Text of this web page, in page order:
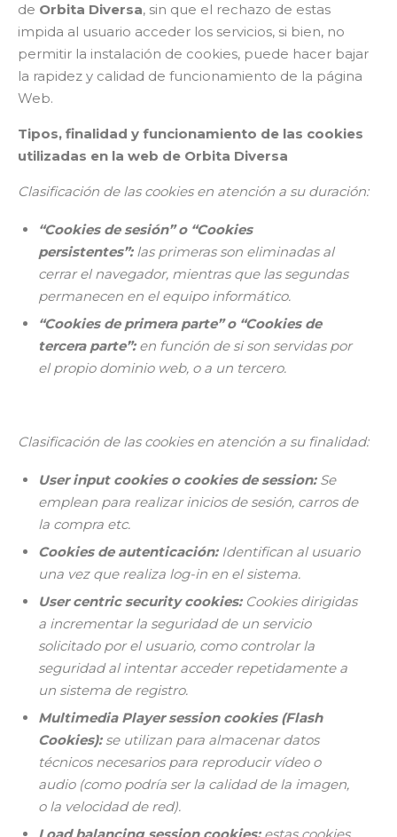
de Orbita Diversa, sin que el rechazo de estas
impida al usuario acceder los servicios, si bien, no
permitir la instalación de cookies, puede hacer bajar
la rapidez y calidad de funcionamiento de la página
Web.
Tipos, finalidad y funcionamiento de las cookies
utilizadas en la web de Orbita Diversa
Clasificación de las cookies en atención a su duración:
“Cookies de sesión” o “Cookies
persistentes”:las primeras son eliminadas al
cerrar el navegador, mientras que las segundas
permanecen en el equipo informático.
“Cookies de primera parte” o “Cookies de
tercera parte”:en función de si son servidas por
el propio dominio web, o a un tercero.
Clasificación de las cookies en atención a su finalidad:
User input cookies o cookies de session:Se
emplean para realizar inicios de sesión, carros de
la compra etc.
Cookies de autenticación: Identifican al usuario
una vez que realiza log-in en el sistema.
User centric security cookies: Cookies dirigidas
a incrementar la seguridad de un servicio
solicitado por el usuario, como controlar la
seguridad al intentar acceder repetidamente a
un sistema de registro.
Multimedia Player session cookies (Flash
Cookies): se utilizan para almacenar datos
técnicos necesarios para reproducir vídeo o
audio (como podría ser la calidad de la imagen,
o la velocidad de red).